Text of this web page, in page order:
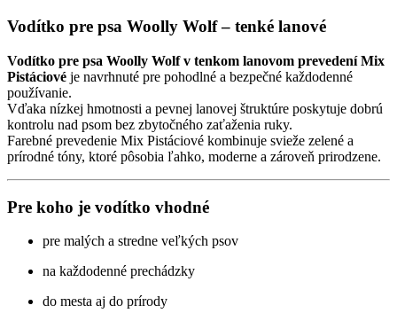
Vodítko pre psa Woolly Wolf – tenké lanové
Vodítko pre psa Woolly Wolf v tenkom lanovom prevedení Mix
Pistáciové je navrhnuté pre pohodlné a bezpečné každodenné
používanie.
Vďaka nízkej hmotnosti a pevnej lanovej štruktúre poskytuje dobrú
kontrolu nad psom bez zbytočného zaťaženia ruky.
Farebné prevedenie Mix Pistáciové kombinuje svieže zelené a
prírodné tóny, ktoré pôsobia ľahko, moderne a zároveň prirodzene.
Pre koho je vodítko vhodné
pre malých a stredne veľkých psov
na každodenné prechádzky
do mesta aj do prírody